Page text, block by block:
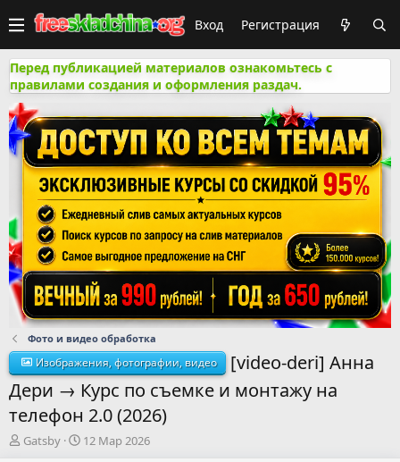
Вход Регистрация
Перед публикацией материалов ознакомьтесь с
правилами создания и оформления раздач.
Фото и видео обработка
Изображения, фотографии, видео
[video-deri] Анна
Дери → Курс по съемке и монтажу на
телефон 2.0 (2026)
А
Gatsby
Д12 Мар 2026